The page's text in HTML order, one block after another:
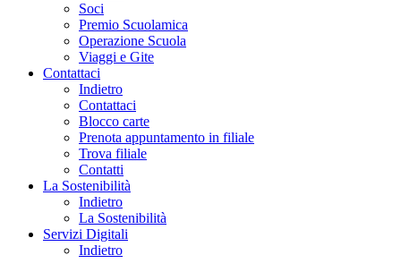
Soci
Premio Scuolamica
Operazione Scuola
Viaggi e Gite
Contattaci
Indietro
Contattaci
Blocco carte
Prenota appuntamento in filiale
Trova filiale
Contatti
La Sostenibilità
Indietro
La Sostenibilità
Servizi Digitali
Indietro